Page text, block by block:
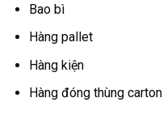
Bao bì
Hàng pallet
Hàng kiện
Hàng đóng thùng carton